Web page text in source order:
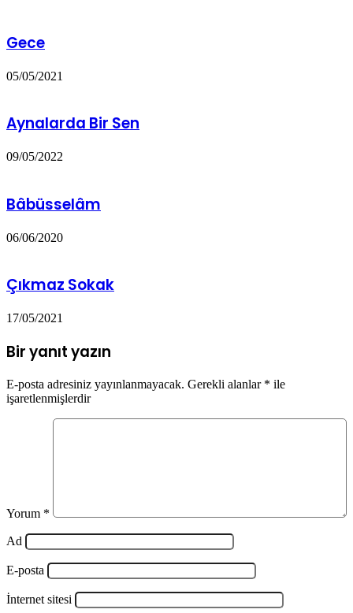
Gece
05/05/2021
Aynalarda Bir Sen
09/05/2022
Bâbüsselâm
06/06/2020
Çıkmaz Sokak
17/05/2021
Bir yanıt yazın
E-posta adresiniz yayınlanmayacak. Gerekli alanlar * ile
işaretlenmişlerdir
Yorum *
Ad
E-posta
İnternet sitesi